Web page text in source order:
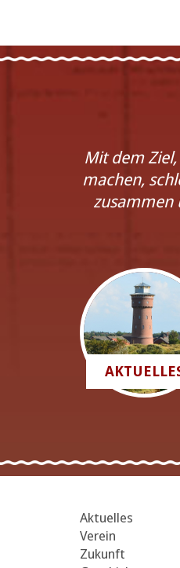
Mit dem
machen,
zusammen
Aktuelles
Verein
Zukunft